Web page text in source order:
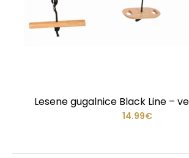
Lesene gugalnice Black Line –
14.99€